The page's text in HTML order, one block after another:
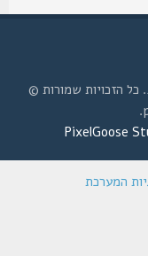
שמורות ©